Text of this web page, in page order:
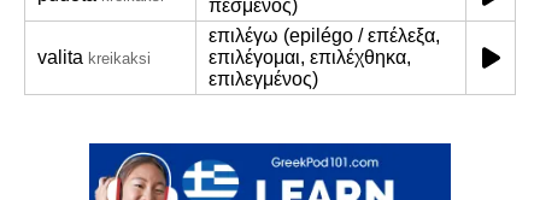
πεσμένος)
valita kreikaksi
επιλέγω (epilégo / επέλεξα,
επιλέγομαι, επιλέχθηκα,
επιλεγμένος)